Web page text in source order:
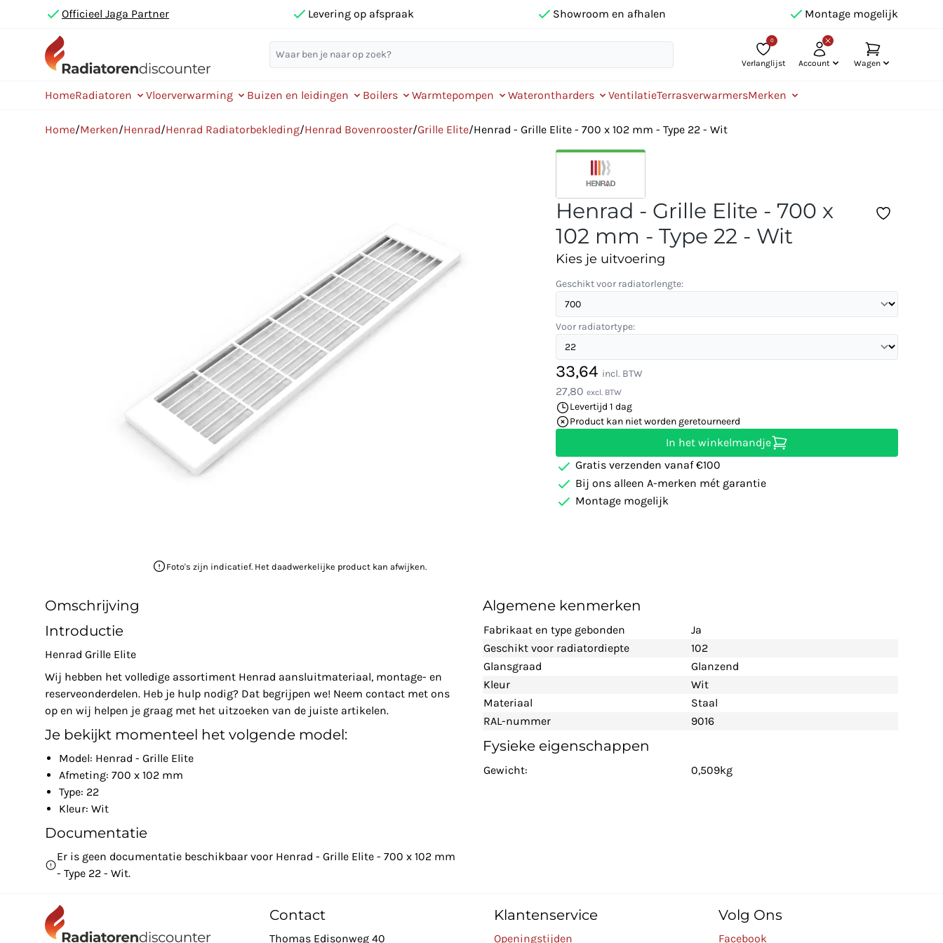
Officieel Jaga Partner Levering op afspraak Showroom en afhalen Montage mogelijk
0
Verlanglijst Account Wagen
HomeRadiatoren Vloerverwarming Buizen en leidingen Boilers Warmtepompen Waterontharders VentilatieTerrasverwarmersMerken
Home/Merken/Henrad/Henrad Radiatorbekleding/Henrad Bovenrooster/Grille Elite/Henrad - Grille Elite - 700 x 102 mm - Type 22 - Wit
Foto's zijn indicatief. Het daadwerkelijke product kan afwijken.
Henrad - Grille Elite - 700 x
102 mm - Type 22 - Wit
Kies je uitvoering
Geschikt voor radiatorlengte:
Voor radiatortype:
33,64 incl. BTW
27,80 excl. BTW
Levertijd 1 dag
Product kan niet worden geretourneerd
In het winkelmandje
Gratis verzenden vanaf €100
Bij ons alleen A-merken mét garantie
Montage mogelijk
Omschrijving
Introductie
Henrad Grille Elite
Wij hebben het volledige assortiment Henrad aansluitmateriaal, montage- en
reserveonderdelen. Heb je hulp nodig? Dat begrijpen we! Neem contact met ons
op en wij helpen je graag met het uitzoeken van de juiste artikelen.
Je bekijkt momenteel het volgende model:
Model: Henrad - Grille Elite
Afmeting: 700 x 102 mm
Type: 22
Kleur: Wit
Documentatie
Er is geen documentatie beschikbaar voor Henrad - Grille Elite - 700 x 102 mm
- Type 22 - Wit.
Algemene kenmerken
Fabrikaat en type gebonden
Ja
Geschikt voor radiatordiepte
102
Glansgraad
Glanzend
Kleur
Wit
Materiaal
Staal
RAL-nummer
9016
Fysieke eigenschappen
Gewicht: 0,509kg
Contact
Thomas Edisonweg 40
Klantenservice
Openingstijden
Volg Ons
Facebook